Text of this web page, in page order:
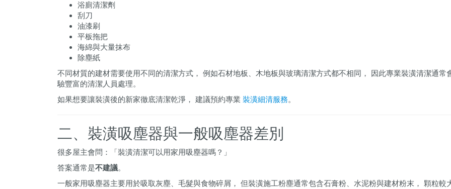
浴廁清潔劑
刮刀
油漆刷
平板拖把
海綿與大量抹布
除塵紙
不同材質的建材需要使用不同的清潔方式， 例如石材地板、木地板與玻璃清潔方式都不相同， 因此專業裝潢清潔通常
驗豐富的清潔人員處理。
如果想要讓裝潢後的新家徹底清潔乾淨， 建議預約專業 裝潢細清服務。
二、裝潢吸塵器與一般吸塵器差別
很多屋主會問：「裝潢清潔可以用家用吸塵器嗎？」
答案通常是不建議。
一般家用吸塵器主要用於吸取灰塵、毛髮與食物碎屑， 但裝潢施工粉塵通常包含石膏粉、水泥粉與建材粉末， 顆粒較